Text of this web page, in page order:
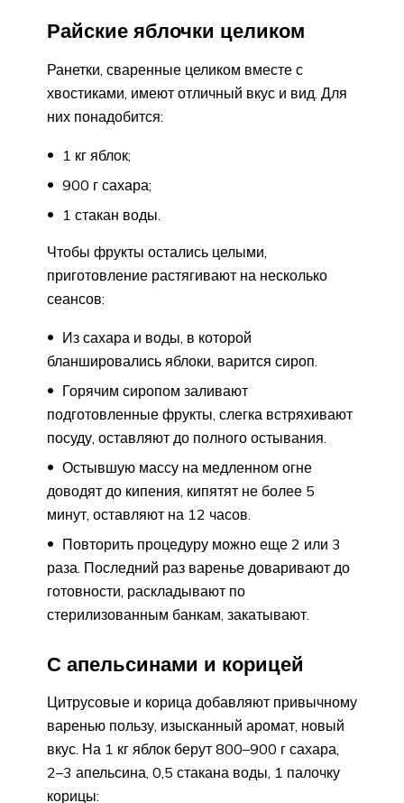
Райские яблочки целиком
Ранетки, сваренные целиком вместе с
хвостиками, имеют отличный вкус и вид. Для
них понадобится:
1 кг яблок;
900 г сахара;
1 стакан воды.
Чтобы фрукты остались целыми,
приготовление растягивают на несколько
сеансов:
Из сахара и воды, в которой
бланшировались яблоки, варится сироп.
Горячим сиропом заливают
подготовленные фрукты, слегка встряхивают
посуду, оставляют до полного остывания.
Остывшую массу на медленном огне
доводят до кипения, кипятят не более 5
минут, оставляют на 12 часов.
Повторить процедуру можно еще 2 или 3
раза. Последний раз варенье доваривают до
готовности, раскладывают по
стерилизованным банкам, закатывают.
С апельсинами и корицей
Цитрусовые и корица добавляют привычному
варенью пользу, изысканный аромат, новый
вкус. На 1 кг яблок берут 800–900 г сахара,
2–3 апельсина, 0,5 стакана воды, 1 палочку
корицы: